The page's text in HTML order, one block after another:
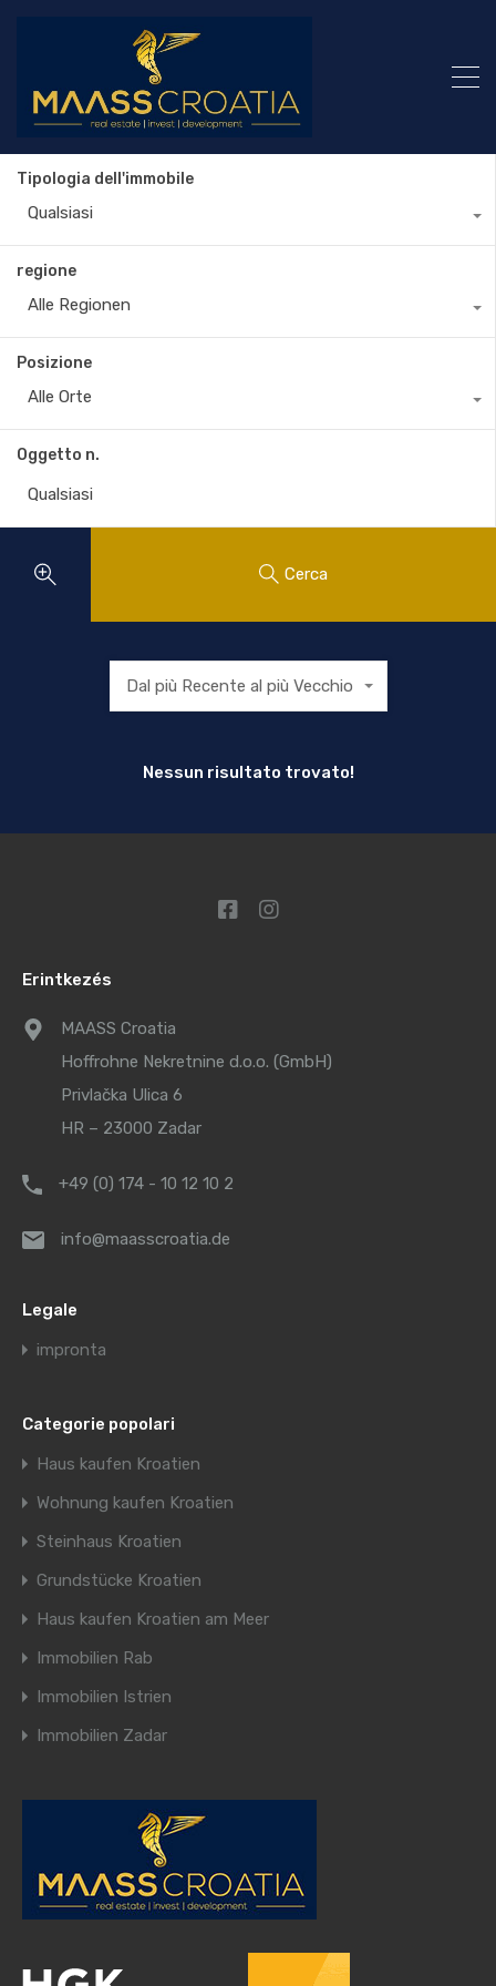
Tipologia dell'immobile
Qualsiasi
regione
Alle Regionen
Posizione
Alle Orte
Oggetto n.
Cerca
Dal più Recente al più Vecchio
Nessun risultato trovato!
Erintkezés
MAASS Croatia
Hoffrohne Nekretnine d.o.o. (GmbH)
Privlačka Ulica 6
HR – 23000 Zadar
+49 (0) 174 - 10 12 10 2
info@maasscroatia.de
Legale
impronta
Categorie popolari
Haus kaufen Kroatien
Wohnung kaufen Kroatien
Steinhaus Kroatien
Grundstücke Kroatien
Haus kaufen Kroatien am Meer
Immobilien Rab
Immobilien Istrien
Immobilien Zadar